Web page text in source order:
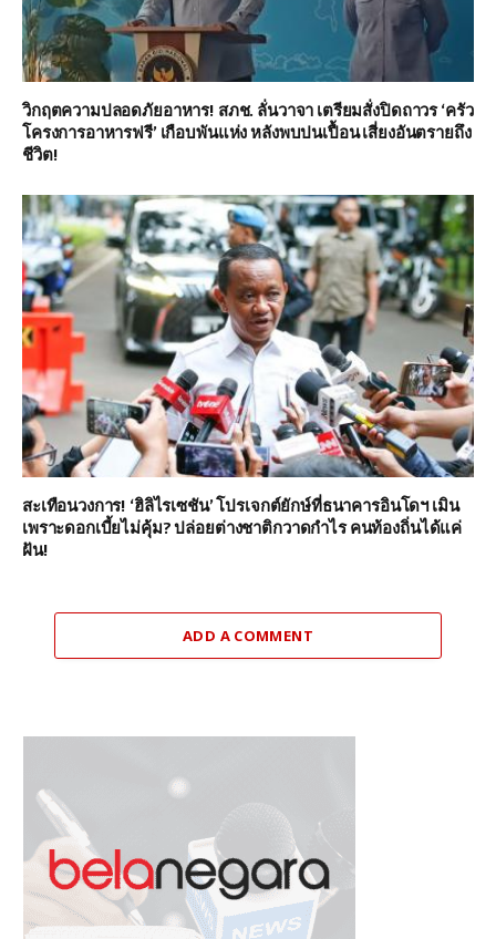
วิกฤตความปลอดภัยอาหาร! สภช. ลั่นวาจา เตรียมสั่งปิดถาวร ‘ครัว
โครงการอาหารฟรี’ เกือบพันแห่ง หลังพบปนเปื้อน เสี่ยงอันตรายถึง
ชีวิต!
สะเทือนวงการ! ‘ฮิลิไรเซชัน’ โปรเจกต์ยักษ์ที่ธนาคารอินโดฯ เมิน
เพราะดอกเบี้ยไม่คุ้ม? ปล่อยต่างชาติกวาดกำไร คนท้องถิ่นได้แค่
ฝัน!
ADD A COMMENT